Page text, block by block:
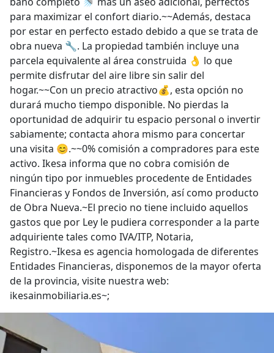
para maximizar el confort diario.~~Además, destaca
por estar en perfecto estado debido a que se trata de
obra nueva 🔧. La propiedad también incluye una
parcela equivalente al área construida 👌 lo que
permite disfrutar del aire libre sin salir del
hogar.~~Con un precio atractivo💰, esta opción no
durará mucho tiempo disponible. No pierdas la
oportunidad de adquirir tu espacio personal o invertir
sabiamente; contacta ahora mismo para concertar
una visita 😊.~~0% comisión a compradores para este
activo. Ikesa informa que no cobra comisión de
ningún tipo por inmuebles procedente de Entidades
Financieras y Fondos de Inversión, así como producto
de Obra Nueva.~El precio no tiene incluido aquellos
gastos que por Ley le pudiera corresponder a la parte
adquiriente tales como IVA/ITP, Notaria,
Registro.~Ikesa es agencia homologada de diferentes
Entidades Financieras, disponemos de la mayor oferta
de la provincia, visite nuestra web:
ikesainmobiliaria.es~;